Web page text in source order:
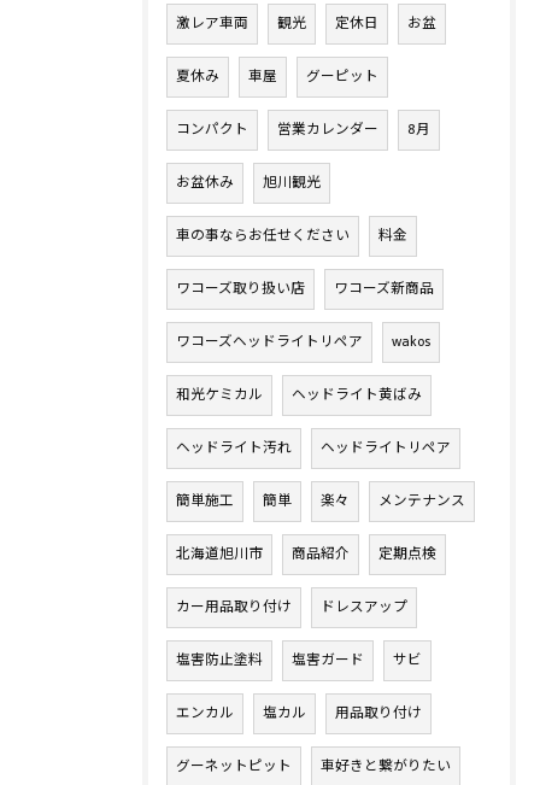
激レア車両 観光 定休日 お盆
夏休み 車屋 グーピット
コンパクト 営業カレンダー 8月
お盆休み 旭川観光
車の事ならお任せください 料金
ワコーズ取り扱い店 ワコーズ新商品
ワコーズヘッドライトリペア wakos
和光ケミカル ヘッドライト黄ばみ
ヘッドライト汚れ ヘッドライトリペア
簡単施工 簡単 楽々 メンテナンス
北海道旭川市 商品紹介 定期点検
カー用品取り付け ドレスアップ
塩害防止塗料 塩害ガード サビ
エンカル 塩カル 用品取り付け
グーネットピット 車好きと繋がりたい